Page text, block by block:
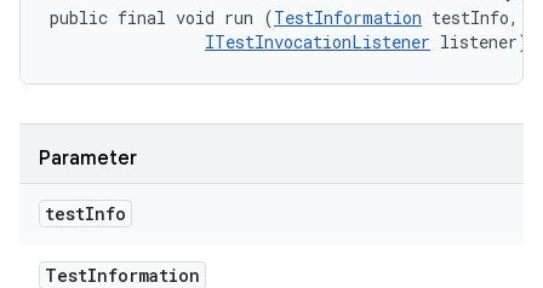
public final void run (TestInformation testInfo,
ITestInvocationListener listener)
Parameter
testInfo
TestInformation